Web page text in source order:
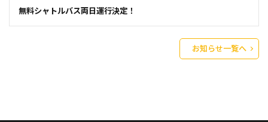
無料シャトルバス両日運行決定！
お知らせ一覧へ